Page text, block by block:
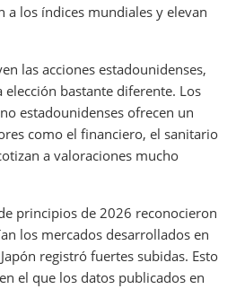
a los índices mundiales y elevan
las acciones estadounidenses,
bastante diferente. Los
estadounidenses ofrecen un
como el financiero, el sanitario
a valoraciones mucho
principios de 2026 reconocieron
los mercados desarrollados en
registró fuertes subidas. Esto
el que los datos publicados en